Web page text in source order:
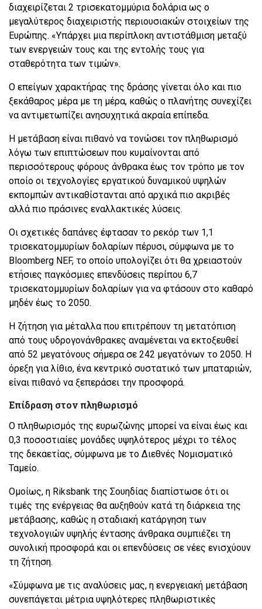
διαχειρίζεται 2 τρισεκατομμύρια δολάρια ως ο
μεγαλύτερος διαχειριστής περιουσιακών στοιχείων της
Ευρώπης. «Υπάρχει μια περίπλοκη αντιστάθμιση μεταξύ
των ενεργειών τους και της εντολής τους για
σταθερότητα των τιμών».
Ο επείγων χαρακτήρας της δράσης γίνεται όλο και πιο
ξεκάθαρος μέρα με τη μέρα, καθώς ο πλανήτης συνεχίζει
να αντιμετωπίζει ανησυχητικά ακραία επίπεδα.
Η μετάβαση είναι πιθανό να τονώσει τον πληθωρισμό
λόγω των επιπτώσεων που κυμαίνονται από
περισσότερους φόρους άνθρακα έως τον τρόπο με τον
οποίο οι τεχνολογίες εργατικού δυναμικού υψηλών
εκπομπών αντικαθίστανται από αρχικά πιο ακριβές
αλλά πιο πράσινες εναλλακτικές λύσεις.
Οι σχετικές δαπάνες έφτασαν το ρεκόρ των 1,1
τρισεκατομμυρίων δολαρίων πέρυσι, σύμφωνα με το
Bloomberg NEF, το οποίο υπολογίζει ότι θα χρειαστούν
ετήσιες παγκόσμιες επενδύσεις περίπου 6,7
τρισεκατομμυρίων δολαρίων για να φτάσουν στο καθαρό
μηδέν έως το 2050.
Η ζήτηση για μέταλλα που επιτρέπουν τη μετατόπιση
από τους υδρογονάνθρακες αναμένεται να εκτοξευθεί
από 52 μεγατόνους σήμερα σε 242 μεγατόνων το 2050. Η
όρεξη για λίθιο, ένα κεντρικό συστατικό των μπαταριών,
είναι πιθανό να ξεπεράσει την προσφορά.
Επίδραση στον πληθωρισμό
Ο πληθωρισμός της ευρωζώνης μπορεί να είναι έως και
0,3 ποσοστιαίες μονάδες υψηλότερος μέχρι το τέλος
της δεκαετίας, σύμφωνα με το Διεθνές Νομισματικό
Ταμείο.
Ομοίως, η Riksbank της Σουηδίας διαπίστωσε ότι οι
τιμές της ενέργειας θα αυξηθούν κατά τη διάρκεια της
μετάβασης, καθώς η σταδιακή κατάργηση των
τεχνολογιών υψηλής έντασης άνθρακα συμπιέζει τη
συνολική προσφορά και οι επενδύσεις σε νέες ενισχύουν
τη ζήτηση.
«Σύμφωνα με τις αναλύσεις μας, η ενεργειακή μετάβαση
συνεπάγεται μέτρια υψηλότερες πληθωριστικές